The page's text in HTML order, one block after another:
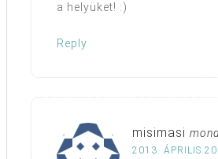
a helyüket! :)
Reply
misimasi
2013. ÁPRILIS